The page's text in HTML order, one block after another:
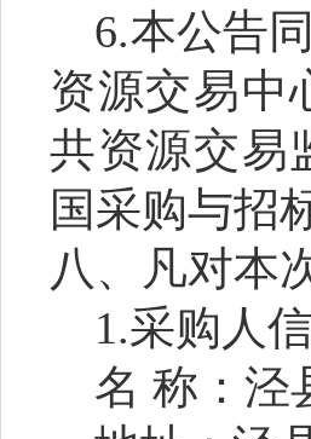
6.本公告
资源交易中
共资源交易
国采购与招
八、
凡对本
1.采购人
名 称：泾